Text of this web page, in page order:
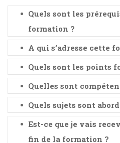
Quels sont les
formation ?
A qui s’adresse cette
Quels sont les points
Quelles sont
Quels sujets sont
Est-ce que je vais
fin de la formation ?